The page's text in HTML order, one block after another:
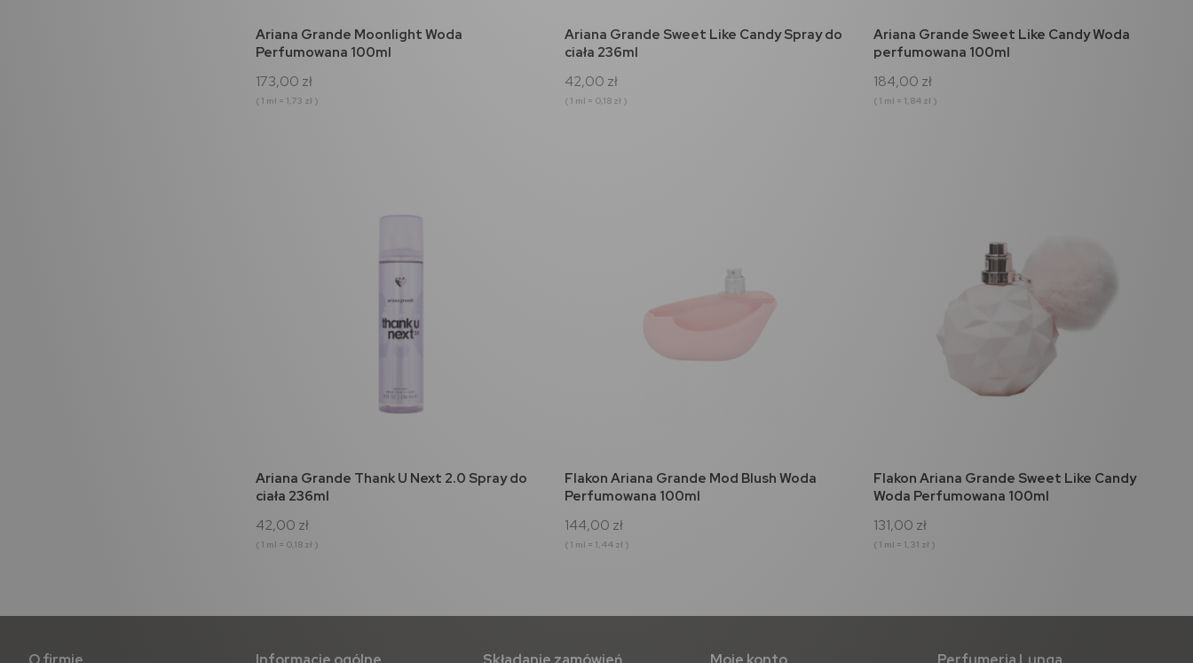
do koszyka
Ariana Grande Moonlight Woda
Perfumowana 100ml
173,00 zł
( 1 ml = 1,73 zł )
do koszyka
Ariana Grande Sweet Like Candy Spray do
ciała 236ml
42,00 zł
( 1 ml = 0,18 zł )
do koszyka
Ariana Grande Sweet Like Candy Woda
perfumowana 100ml
184,00 zł
( 1 ml = 1,84 zł )
do koszyka
Ariana Grande Thank U Next 2.0 Spray do
ciała 236ml
42,00 zł
( 1 ml = 0,18 zł )
do koszyka
Flakon Ariana Grande Mod Blush Woda
Perfumowana 100ml
144,00 zł
( 1 ml = 1,44 zł )
do koszyka
Flakon Ariana Grande Sweet Like Candy
Woda Perfumowana 100ml
131,00 zł
( 1 ml = 1,31 zł )